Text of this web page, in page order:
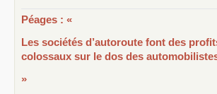
Péages : «
Les sociétés d’autoroute font des
colossaux sur le dos des
»